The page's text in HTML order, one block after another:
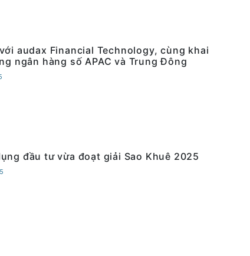
audax Financial Technology, cùng khai
ngân hàng số APAC và Trung Đông
đầu tư vừa đoạt giải Sao Khuê 2025